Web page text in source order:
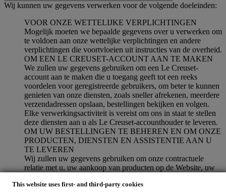
This website uses first- and third-party cookies
Wij kunnen uw gegevens verwerken voor de volgende doeleinden:
VOOR ONZE WETTELIJKE VERPLICHTINGEN
Mogelijk moeten we bepaalde gegevens over u verwerken om
te voldoen aan onze wettelijke verplichtingen en andere
verplichtingen die voortvloeien uit instructies van de overheid.
OM EEN LE CREUSET-ACCOUNT AAN TE MAKEN
We zullen uw gegevens gebruiken om een Le Creuset-
account aan te maken die u toegang geeft tot een reeks
voordelen voor geregistreerde gebruikers, om beter te kunnen
genieten van onze diensten, zoals sneller afrekenen, meerdere
verzendadressen opslaan, bestellingen bekijken en volgen.
Elke verwerkingsactiviteit is vereist om ons in staat te stellen
deze diensten aan u als Le Creuset-accounthouder te leveren.
OM UW BESTELLINGEN TE BEHEREN EN OM ONZE
PRODUCTEN, DIENSTEN EN ASSISTENTIE AAN U
TE LEVEREN
Wij zullen uw gegevens gebruiken om onze contractuele
relatie met u, uw aankoop van producten op de Website, uw
of uw deelname aan onze wedstrijden te beheren. Mogelijk